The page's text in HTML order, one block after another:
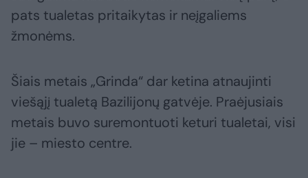
pats tualetas pritaikytas ir neįgaliems
žmonėms.
Šiais metais „Grinda“ dar ketina atnaujinti
viešąjį tualetą Bazilijonų gatvėje. Praėjusiais
metais buvo suremontuoti keturi tualetai, visi
jie – miesto centre.